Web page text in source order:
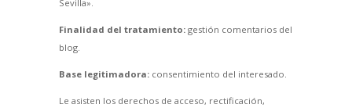
Sevilla».
Finalidad del tratamiento:gestión comentarios del
blog.
Base legitimadora:consentimiento del interesado.
Le asisten los derechos de acceso, rectificación,